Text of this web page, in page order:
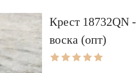
Крест 18732QN
воска (опт)